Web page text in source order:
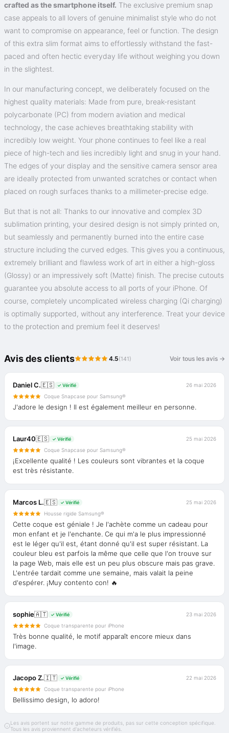
crafted as the smartphone itself. The exclusive premium snap
case appeals to all lovers of genuine minimalist style who do not
want to compromise on appearance, feel or function. The design
of this extra slim format aims to effortlessly withstand the fast-
paced and often hectic everyday life without weighing you down
in the slightest.
In our manufacturing concept, we deliberately focused on the
highest quality materials: Made from pure, break-resistant
polycarbonate (PC) from modern aviation and medical
technology, the case achieves breathtaking stability with
incredibly low weight. Your phone continues to feel like a real
piece of high-tech and lies incredibly light and snug in your hand.
The edges of your display and the sensitive camera sensor area
are ideally protected from unwanted scratches or contact when
placed on rough surfaces thanks to a millimeter-precise edge.
But that is not all: Thanks to our innovative and complex 3D
sublimation printing, your desired design is not simply printed on,
but seamlessly and permanently burned into the entire case
structure including the curved edges. This gives you a continuous,
extremely brilliant and flawless work of art in either a high-gloss
(Glossy) or an impressively soft (Matte) finish. The precise cutouts
guarantee you absolute access to all ports of your iPhone. Of
course, completely uncomplicated wireless charging (Qi charging)
is optimally supported, without any interference. Treat your device
to the protection and premium feel it deserves!
Avis des clients 4.5(141) Voir tous les avis →
Daniel C.🇪🇸 ✓ Vérifié
26 mai 2026
Coque Snapcase pour Samsung®
J'adore le design ! Il est également meilleur en personne.
Laur40🇪🇸 ✓ Vérifié
25 mai 2026
Coque Snapcase pour Samsung®
¡Excellente qualité ! Les couleurs sont vibrantes et la coque
est très résistante.
Marcos L.🇪🇸 ✓ Vérifié
25 mai 2026
Housse rigide Samsung®
Cette coque est géniale ! Je l'achète comme un cadeau pour
mon enfant et je l'enchante. Ce qui m'a le plus impressionné
est le léger qu'il est, étant donné qu'il est super résistant. La
couleur bleu est parfois la même que celle que l'on trouve sur
la page Web, mais elle est un peu plus obscure mais pas grave.
L'entrée tardait comme une semaine, mais valait la peine
d'espérer. ¡Muy contento con! 🔥
sophie🇦🇹 ✓ Vérifié
23 mai 2026
Coque transparente pour iPhone
Très bonne qualité, le motif apparaît encore mieux dans
l'image.
Jacopo Z.🇮🇹 ✓ Vérifié
22 mai 2026
Coque transparente pour iPhone
Bellissimo design, lo adoro!
Les avis portent sur notre gamme de produits, pas sur cette conception spécifique.
Tous les avis proviennent d'acheteurs vérifiés.